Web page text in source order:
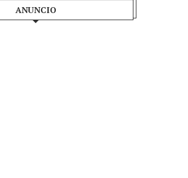
ANUNCIO